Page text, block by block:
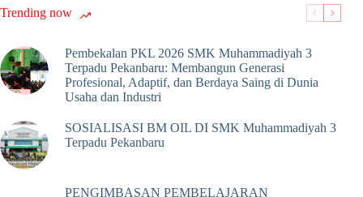
Trending now
Pembekalan PKL 2026 SMK Muhammadiyah 3
Terpadu Pekanbaru: Membangun Generasi
Profesional, Adaptif, dan Berdaya Saing di Dunia
Usaha dan Industri
SOSIALISASI BM OIL DI SMK Muhammadiyah 3
Terpadu Pekanbaru
PENGIMBASAN PEMBELAJARAN